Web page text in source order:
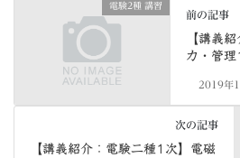
電験2種 講習
前の記事
【講義
力・管理
2019年
次の記事
【講義紹介：電験二種1次】電磁